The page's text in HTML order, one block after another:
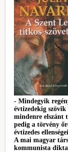
- Mindegyik
évtizedekig
mindenre elszánt
pedig a törvény
évtizedes
A mai magyar
kommunista